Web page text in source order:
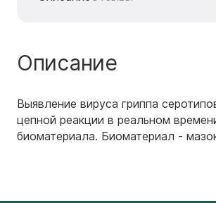
Описание
Выявление вируса гриппа
цепной реакции в реальном
биоматериала. Биоматериал -